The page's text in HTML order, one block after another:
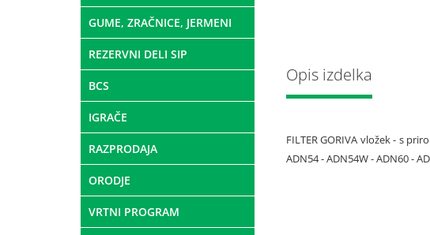
GUME, ZRAČNICE, JERMENI
REZERVNI DELI SIP
BCS
IGRAČE
RAZPRODAJA
ORODJE
VRTNI PROGRAM
Opis izdelka
FILTER GORIVA vložek - s
ADN54 - ADN54W - ADN60 -